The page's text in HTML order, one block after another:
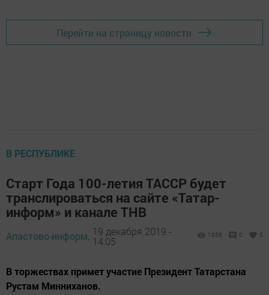
Перейти на страницу новости
В РЕСПУБЛИКЕ
Старт Года 100-летия ТАССР будет
транслироваться на сайте «Татар-
информ» и канале ТНВ
Апастово-информ, 19 декабря 2019 -
14:05
1356 0 0
В торжествах примет участие Президент Татарстана
Рустам Минниханов.